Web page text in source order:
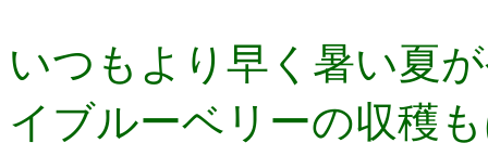
いつもより早く暑い夏
イブルーベリーの収穫